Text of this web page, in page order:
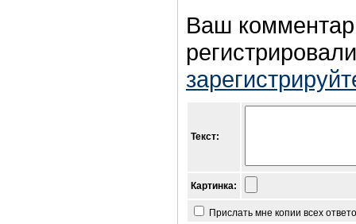
Ваш
Текст:
Картинка:
Прислать мне копии всех